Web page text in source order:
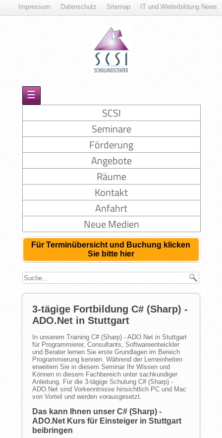
IT und Weiterbildung News
Sitemap
Datenschutz
Impressum
☰
SCSI
Seminare
Förderung
Angebote
Räume
Kontakt
Anfahrt
Neue Medien
Für Terminübersicht und Buchung klicken
Sie bitte hier
3-tägige Fortbildung C# (Sharp) -
ADO.Net in Stuttgart
In unserem Training C# (Sharp) - ADO.Net in Stuttgart
für Programmierer, Consultants, Softwareentwickler
und Berater lernen Sie erste Grundlagen im Bereich
Programmierung kennen. Während der Lerneinheiten
erweitern Sie in diesem Seminar Ihr Wissen und
Können in diesem Fachbereich unter sachkundiger
Anleitung. Für die 3-tägige Schulung C# (Sharp) -
ADO.Net sind Vorkenntnisse hinsichtlich PC und Mac
von Vorteil und werden vorausgesetzt.
Das kann Ihnen unser C# (Sharp) -
ADO.Net Kurs für Einsteiger in Stuttgart
beibringen